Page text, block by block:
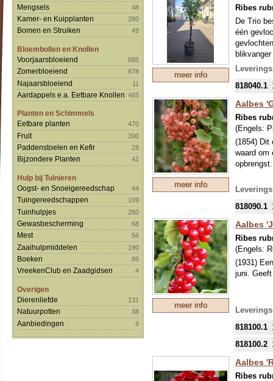
Mengsels 48
Kamer- en Kuipplanten 280
Bomen en Struiken 49
Bloembollen en Knollen
Voorjaarsbloeiend
685
Zomerbloeiend 678
Najaarsbloeiend 11
Aardappels e.a. Eetbare Knollen 465
Planten en Schimmels
Eetbare planten
470
Fruit 390
Paddenstoelen en Kefir 28
Bijzondere Planten 41
Hulp bij Tuinieren
Oogst- en Snoeigereedschap
44
Tuingereedschappen 109
Tuinhulpjes 260
Gewasbescherming 68
Mest 56
Zaaihulpmiddelen 190
Boeken 89
VreekenClub en Zaadgidsen 4
Overigen
Dierenliefde
131
Natuurpotten 38
Aanbiedingen 9
meer info
Ribes
De Trio
één
In het
zachter
en
De
gebak en
De
snoeien
818040.1
meer info
Aalbes
Ribes
(Engels:
(1854) Dit
waard om
opbrengst.
818090.1
meer info
Aalbes
Ribes
(Engels:
(1931)
juni.
818100.1
818100.2
Aalbes
Ribes